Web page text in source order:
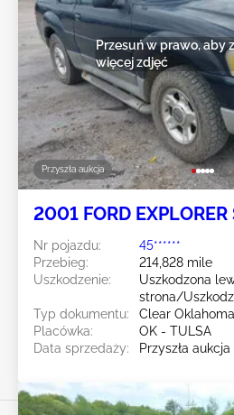
Przyszła aukcja
Przesuń w prawo, aby
więcej zdjęć
2001 FORD EXPLORER
Nr pojazdu:
45******
Przebieg:
214,828 mile
Uszkodzenie:
Uszkodzona
strona/
Typ dokumentu:
Clear Oklahoma
Placówka:
OK - TULSA
Data sprzedaży:
Przyszła aukcja